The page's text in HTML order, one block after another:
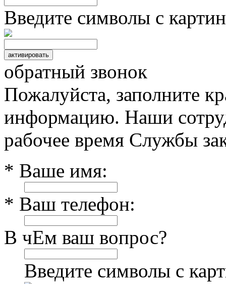
Введите символы с
обратный звонок
Пожалуйста, заполните
информацию. Наши
рабочее время Службы
* Ваше имя:
* Ваш телефон:
В чЕм ваш вопрос?
Введите символы с